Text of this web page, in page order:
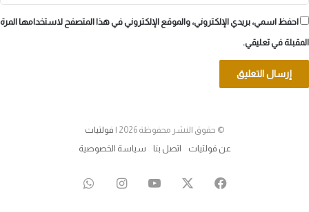
احفظ اسمي، بريدي الإلكتروني، والموقع الإلكتروني في هذا المتصفح لاستخدامها المرة
المقبلة في تعليقي.
© حقوق النشر محفوظة 2026 |
فولتيات
عن فولتيات
اتصل بنا سياسة الخصوصية
فيسبوك ‫YouTubeانستقرامواتساب